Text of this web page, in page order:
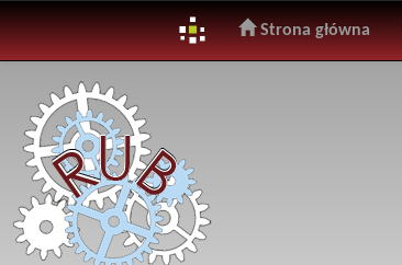
navigation
Strona główna